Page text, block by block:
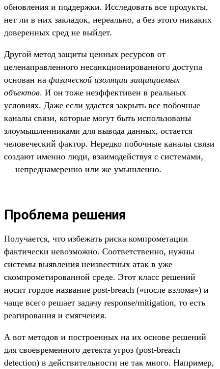
обновления и поддержки. Исследовать все продукты,
нет ли в них закладок, нереально, а без этого никаких
доверенных сред не выйдет.
Другой метод защиты ценных ресурсов от
целенаправленного несанкционированного доступа
основан на физической изоляции защищаемых
объектов. И он тоже неэффективен в реальных
условиях. Даже если удастся закрыть все побочные
каналы связи, которые могут быть использованы
злоумышленниками для вывода данных, остается
человеческий фактор. Нередко побочные каналы связи
создают именно люди, взаимодействуя с системами,
— непреднамеренно или же умышленно.
Проблема решения
Получается, что избежать риска компрометации
фактически невозможно. Соответственно, нужны
системы выявления неизвестных атак в уже
скомпрометированной среде. Этот класс решений
носит гордое название post-breach («после взлома») и
чаще всего решает задачу response/mitigation, то есть
реагирования и смягчения.
А вот методов и построенных на их основе решений
для своевременного детекта угроз (post-breach
detection) в действительности не так много. Например,